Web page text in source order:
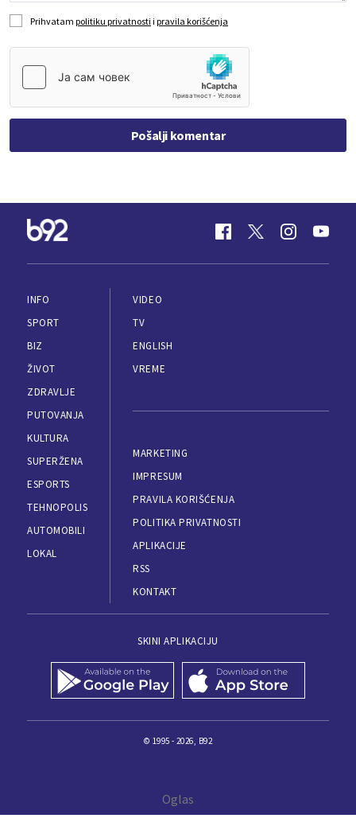
Prihvatam politiku privatnosti i pravila korišćenja
Pošalji komentar
INFO
SPORT
BIZ
ŽIVOT
ZDRAVLJE
PUTOVANJA
KULTURA
SUPERŽENA
ESPORTS
TEHNOPOLIS
AUTOMOBILI
LOKAL
VIDEO
TV
ENGLISH
VREME
MARKETING
IMPRESUM
PRAVILA KORIŠĆENJA
POLITIKA PRIVATNOSTI
APLIKACIJE
RSS
KONTAKT
SKINI APLIKACIJU
© 1995 - 2026, B92